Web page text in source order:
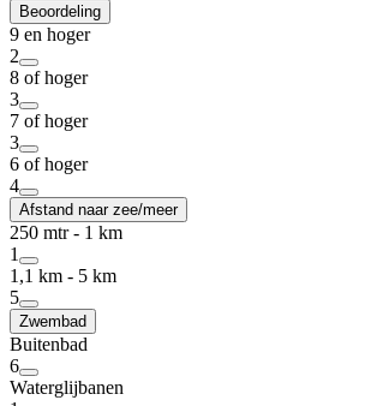
Beoordeling
9 en hoger
2
8 of hoger
3
7 of hoger
3
6 of hoger
4
Afstand naar zee/meer
250 mtr - 1 km
1
1,1 km - 5 km
5
Zwembad
Buitenbad
6
Waterglijbanen